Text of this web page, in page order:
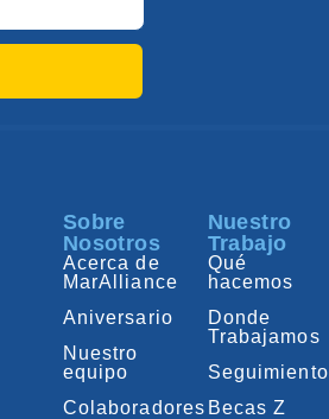
Sobre
Nosotros
Acerca de
MarAlliance
Aniversario
Nuestro
equipo
Colaboradores
Nuestro
Trabajo
Qué
hacemos
Donde
Trabajamos
Seguimiento
Becas Z